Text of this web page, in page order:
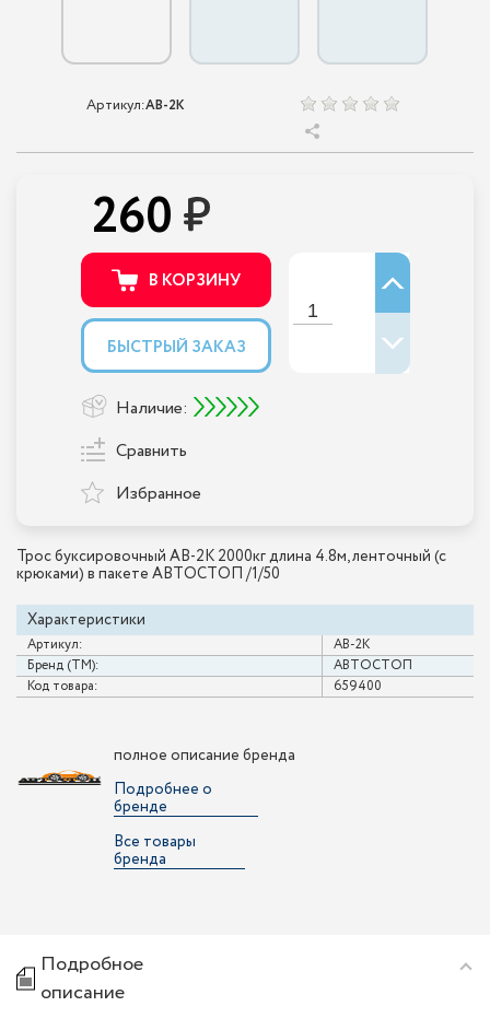
Артикул:AB-2K
Трос буксировочный AB-2K 2000кг длина 4.8м, ленточный (с
крюками) в пакете АВТОСТОП /1/50
Характеристики
Артикул:
AB-2K
Бренд (ТМ):
АВТОСТОП
Код товара:
659400
260
В КОРЗИНУ
БЫСТРЫЙ ЗАКАЗ
Наличие:
Сравнить
Избранное
полное описание бренда
Подробнее о
бренде
Все товары
бренда
Подробное
описание